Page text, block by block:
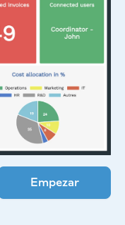
Empezar